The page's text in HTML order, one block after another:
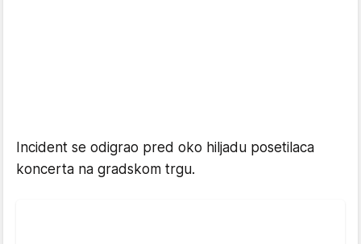
Incident se odigrao pred oko hiljadu posetilaca
koncerta na gradskom trgu.